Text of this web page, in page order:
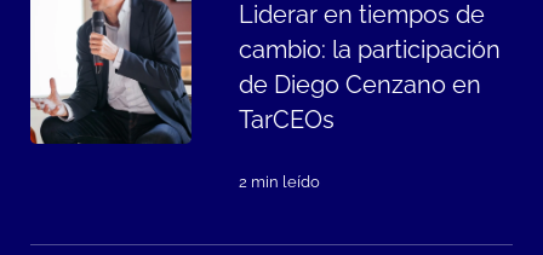
Liderar en tiempos de
cambio: la participación
de Diego Cenzano en
TarCEOs
2 min leído